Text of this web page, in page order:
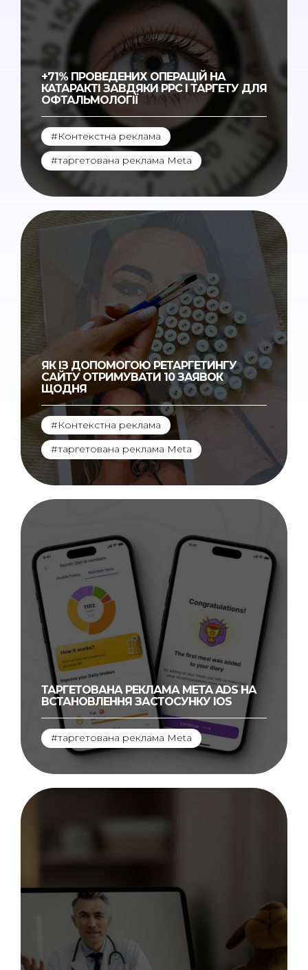
+71% ПРОВЕДЕНИХ ОПЕРАЦІЙ НА
КАТАРАКТІ ЗАВДЯКИ PPС І ТАРГЕТУ ДЛЯ
ОФТАЛЬМОЛОГІЇ
#Контекстна реклама
#таргетована реклама Meta
ЯК ІЗ ДОПОМОГОЮ РЕТАРГЕТИНГУ
САЙТУ ОТРИМУВАТИ 10 ЗАЯВОК
ЩОДНЯ
#Контекстна реклама
#таргетована реклама Meta
ТАРГЕТОВАНА РЕКЛАМА META ADS НА
ВСТАНОВЛЕННЯ ЗАСТОСУНКУ IOS
#таргетована реклама Meta